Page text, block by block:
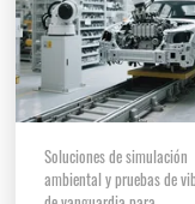
Soluciones de simulación
ambiental y pruebas de